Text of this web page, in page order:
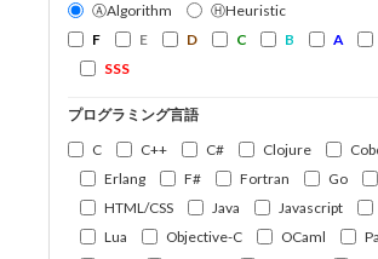
ⒶAlgorithm
ⒽHeuristic
F
E D C B A
SSS
プログラミング言語
C
C++ C# Clojure
Erlang
F# Fortran Go
HTML/CSS
Java Javascript
Lua
Objective-C OCaml